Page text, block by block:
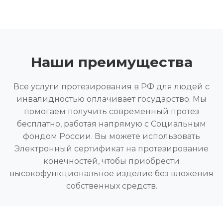
Наши преимущества
Все услуги протезирования в РФ для людей с
инвалидностью оплачивает государство. Мы
помогаем получить современный протез
бесплатно, работая напрямую с Социальным
фондом России. Вы можете использовать
Электронный сертификат на протезирование
конечностей, чтобы приобрести
высокофункциональное изделие без вложения
собственных средств.